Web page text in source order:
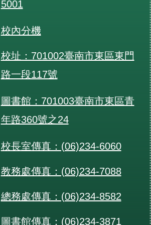
5001
校內分機
校址：701002臺南市東區東門
路一段117號
圖書館：701003臺南市東區青
年路360號之24
校長室傳真：(06)234-6060
教務處傳真：(06)234-7088
總務處傳真：(06)234-8582
圖書館傳真：(06)234-3871